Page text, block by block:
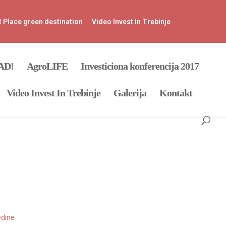
Place green destination
Video Invest In Trebinje
AgroLIFE Investiciona konferencija 2017
Video Invest In Trebinje Galerija Kontakt